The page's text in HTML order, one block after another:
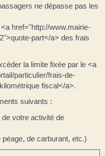
ne dépasse pas les
href="http://www.mairie-
part</a> des frais
la limite fixée par le <a
particulier/frais-de-
fiscal</a>.
suivants :
votre activité de
de carburant, etc.)